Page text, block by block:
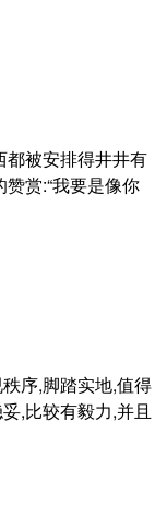
都被安排得井井有
赏:“我要是像你
序,脚踏实地,值得
,比较有毅力,并且